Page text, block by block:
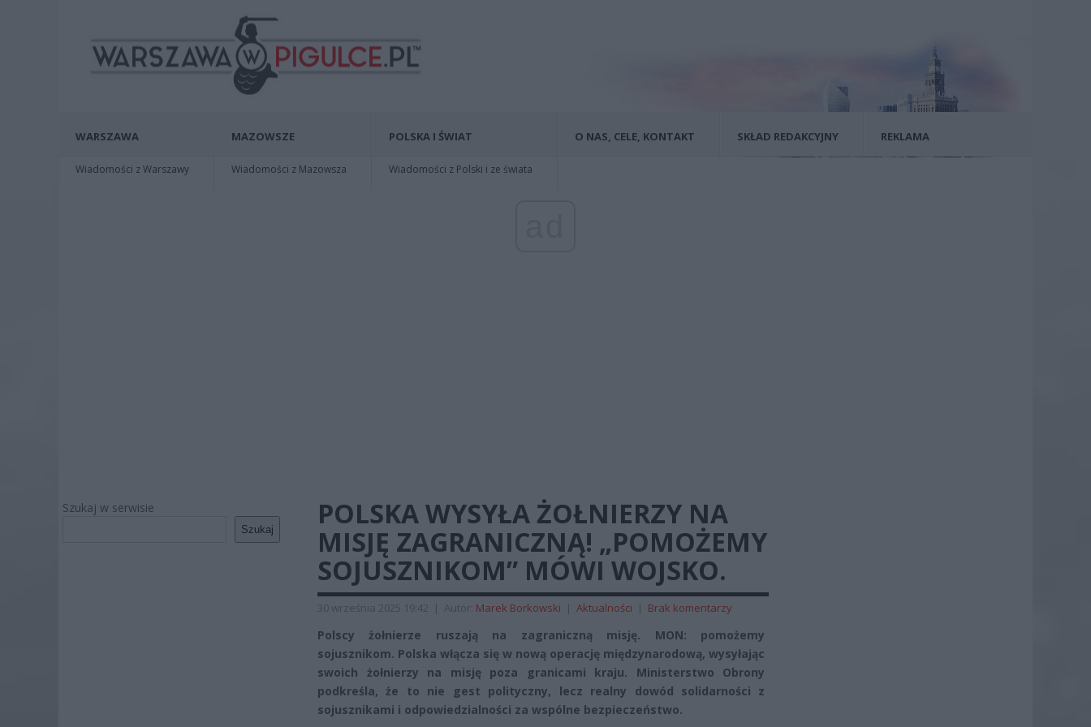
WARSZAWA
Wiadomości z Warszawy
MAZOWSZE
Wiadomości z Mazowsza
POLSKA I ŚWIAT
Wiadomości z Polski i ze świata
O NAS, CELE, KONTAKT SKŁAD REDAKCYJNY REKLAMA
Szukaj w serwisie
Szukaj
POLSKA WYSYŁA ŻOŁNIERZY NA
MISJĘ ZAGRANICZNĄ! „POMOŻEMY
SOJUSZNIKOM” MÓWI WOJSKO.
30 września 2025 19:42 | Autor: Marek Borkowski | Aktualności | Brak komentarzy
Polscy żołnierze ruszają na zagraniczną misję. MON: pomożemy
sojusznikom. Polska włącza się w nową operację międzynarodową, wysyłając
swoich żołnierzy na misję poza granicami kraju. Ministerstwo Obrony
podkreśla, że to nie gest polityczny, lecz realny dowód solidarności z
sojusznikami i odpowiedzialności za wspólne bezpieczeństwo.